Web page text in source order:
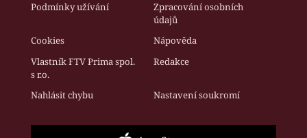
Podmínky užívání
Zpracování osobních
údajů
Cookies
Nápověda
Vlastník FTV Prima spol.
s r.o.
Redakce
Nahlásit chybu Nastavení soukromí